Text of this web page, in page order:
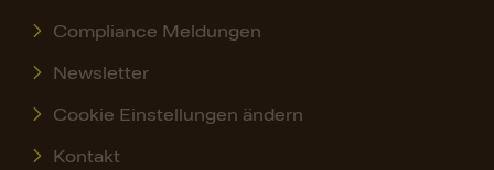
Compliance Meldungen
Newsletter
Cookie Einstellungen ändern
Kontakt